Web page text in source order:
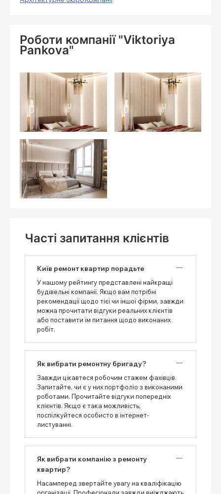
Роботи компанії "Viktoriya
Pankova"
Часті запитання клієнтів
Київ ремонт квартир порадьте
У нашому рейтингу представлені найкращі
будівельні компанії. Якщо вам потрібні
рекомендації щодо тієї чи іншої фірми, завжди
можна прочитати відгуки реальних клієнтів
або поставити їм питання щодо виконаних
робіт.
Як вибрати ремонтну бригаду?
Завжди цікавтеся робочим стажем фахівців.
Запитайте, чи є у них портфоліо з виконаними
роботами. Прочитайте відгуки попередніх
клієнтів. Якщо є така можливість,
поспілкуйтеся особисто в інтернет-
листуванні.
Як вибрати компанію з ремонту
квартир?
Насамперед звертайте увагу на кваліфікацію
організації. Професіонали завжди виїжджають